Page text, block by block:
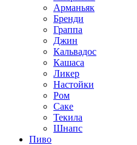
Арманьяк
Бренди
Граппа
Джин
Кальвадос
Кашаса
Ликер
Настойки
Ром
Саке
Текила
Шнапс
Пиво